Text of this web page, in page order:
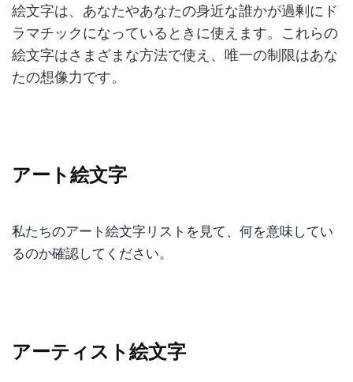
絵文字は、あなたやあなたの身近な誰かが過剰にド
ラマチックになっているときに使えます。これらの
絵文字はさまざまな方法で使え、唯一の制限はあな
たの想像力です。
アート絵文字
私たちのアート絵文字リストを見て、何を意味してい
るのか確認してください。
アーティスト絵文字